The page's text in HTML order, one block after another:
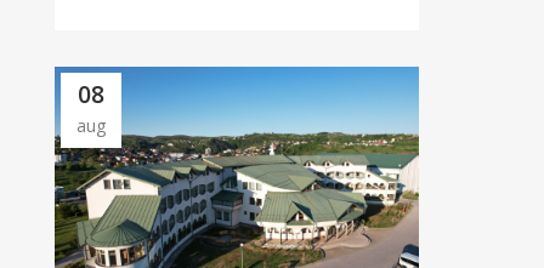
08
aug